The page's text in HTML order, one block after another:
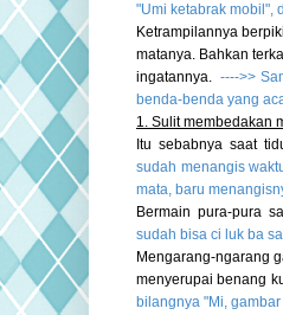
"Umi ketabrak mobil",
Ketrampilannya
matanya. Bahkan
ingatannya. ---->>
benda-benda yang
1. Sulit membedakan
Itu sebabnya saat
sudah menangis
mata, baru
Bermain pura-pura
sudah bisa ci luk ba
Mengarang-ngarang
menyerupai benang
bilangnya "Mi,